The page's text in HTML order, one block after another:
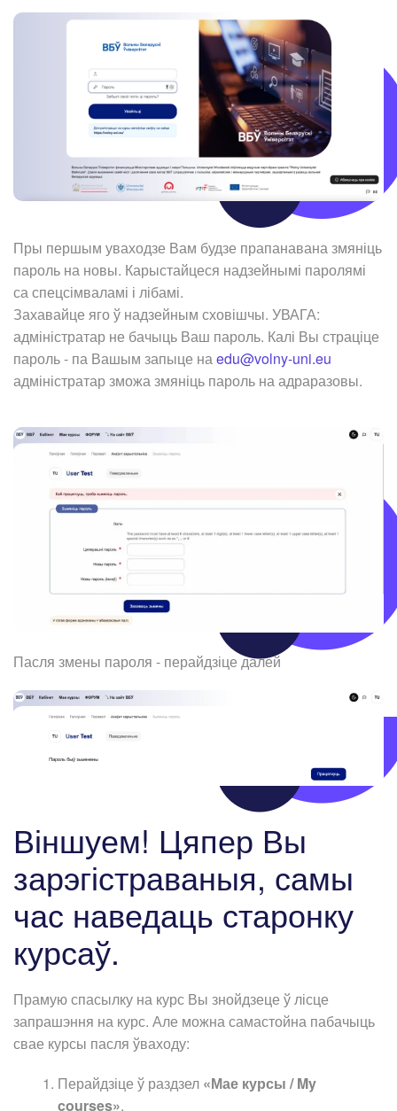
Пры першым уваходзе Вам будзе прапанавана змяніць
пароль на новы. Карыстайцеся надзейнымі паролямі
са спецсімваламі і лібамі.
Захавайце яго ў надзейным сховішчы. УВАГА:
адміністратар не бачыць Ваш пароль. Калі Вы страціце
пароль - па Вашым запыце наedu@volny-uni.eu
адміністратар зможа змяніць пароль на адраразовы.
Пасля змены пароля - перайдзіце далей
Віншуем! Цяпер Вы
зарэгістраваныя, самы
час наведаць старонку
курсаў.
Прамую спасылку на курс Вы знойдзеце ў лісце
запрашэння на курс. Але можна самастойна пабачыць
свае курсы пасля ўваходу:
Перайдзіце ў раздзел «Мае курсы / My
courses».